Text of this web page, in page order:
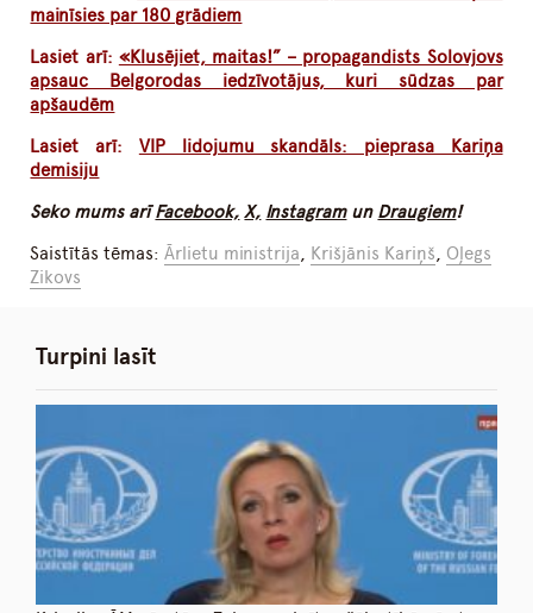
mainīsies par 180 grādiem
Lasiet arī: «Klusējiet, maitas!” – propagandists Solovjovs
apsauc Belgorodas iedzīvotājus, kuri sūdzas par
apšaudēm
Lasiet arī: VIP lidojumu skandāls: pieprasa Kariņa
demisiju
Seko mums arīFacebook, X, Instagramun Draugiem!
Saistītās tēmas:Ārlietu ministrija, Krišjānis Kariņš, Oļegs
Zikovs
Turpini lasīt